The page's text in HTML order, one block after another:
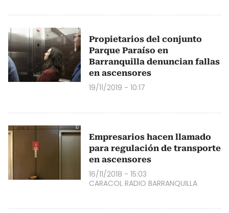
Propietarios del conjunto
Parque Paraíso en
Barranquilla denuncian fallas
en ascensores
19/11/2019 - 10:17
Empresarios hacen llamado
para regulación de transporte
en ascensores
16/11/2018 - 15:03
CARACOL RADIO BARRANQUILLA